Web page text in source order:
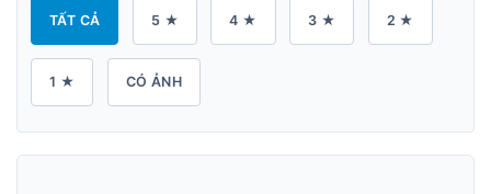
TẤT CẢ 5 ★ 4 ★ 3 ★ 2 ★
1 ★ CÓ ẢNH